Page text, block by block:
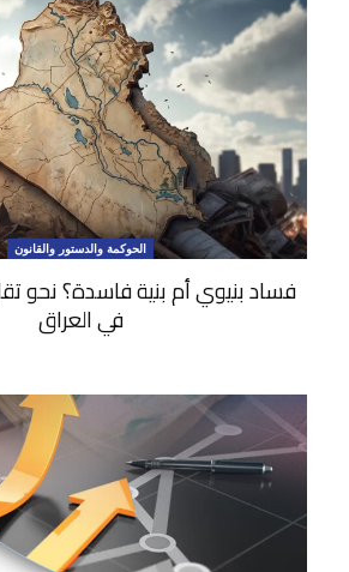
الحوكمة والدستور والقانون
فساد بنيوي أم بنية فاسدة؟ نحو
في العراق